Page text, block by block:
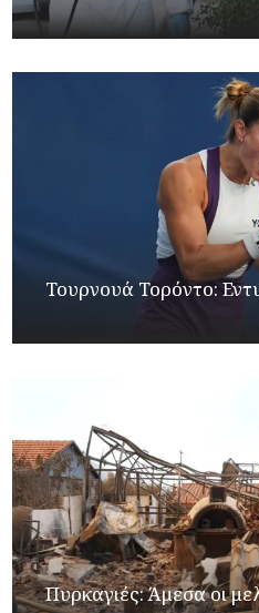
Τουρνουά Τορόντο:
Πυρκαγιές: Άμεσα οι